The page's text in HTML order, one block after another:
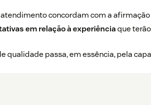
concordam com a
em relação à experiênciaque
qualidade passa, em essência, pela